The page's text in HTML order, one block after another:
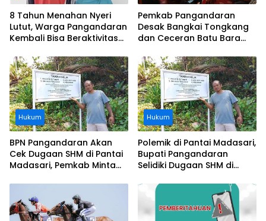
8 Tahun Menahan Nyeri
Lutut, Warga Pangandaran
Kembali Bisa Beraktivitas
Ditanggung BPJS
Pemkab Pangandaran
Desak Bangkai Tongkang
dan Ceceran Batu Bara
Buruknya Koordinasi
Perusahaan
Hukum
BPN Pangandaran Akan
Cek Dugaan SHM di Pantai
Madasari, Pemkab Minta
Hukum
Polemik di Pantai Madasari,
Bupati Pangandaran
Selidiki Dugaan SHM di
Pantai